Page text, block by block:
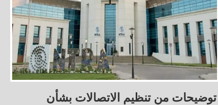
توضيحات من تنظيم الاتصالات بشأن